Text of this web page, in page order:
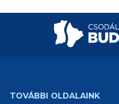
TOVÁBBI OLDALAINK